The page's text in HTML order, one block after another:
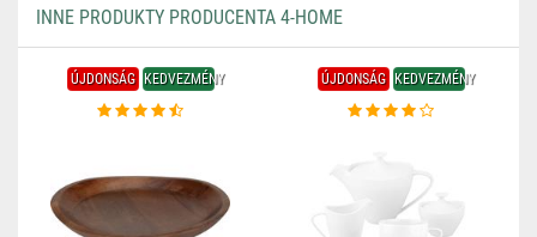
INNE PRODUKTY PRODUCENTA 4-HOME
ÚJDONSÁG KEDVEZMÉNY ÚJDONSÁG KEDVEZMÉNY